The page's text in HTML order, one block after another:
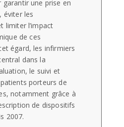
garantir une prise en
éviter les
limiter l’impact
de ces
égard, les infirmiers
dans la
le suivi et
porteurs de
notamment grâce à
de dispositifs
2007.